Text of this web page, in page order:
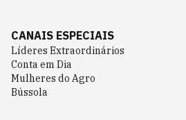
CANAIS ESPECIAIS
Líderes Extraordinários
Conta em Dia
Mulheres do Agro
Bússola